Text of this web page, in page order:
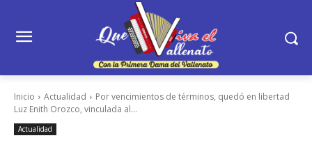
Inicio Actualidad
Por vencimientos de términos, quedó en libertad
Luz Enith Orozco, vinculada al...
Actualidad